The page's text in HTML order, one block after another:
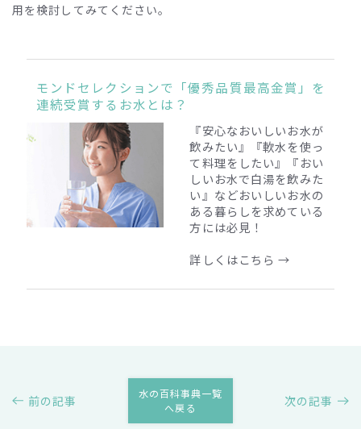
用を検討してみてください。
モンドセレクションで「優秀品質最高金賞」を
連続受賞するお水とは？
『安心なおいしいお水が
飲みたい』『軟水を使っ
て料理をしたい』『おい
しいお水で白湯を飲みた
い』 などおいしいお水の
ある暮らしを求めている
方には必見！
詳しくはこちら →
前の記事
水の百科事典一覧
へ戻る
次の記事